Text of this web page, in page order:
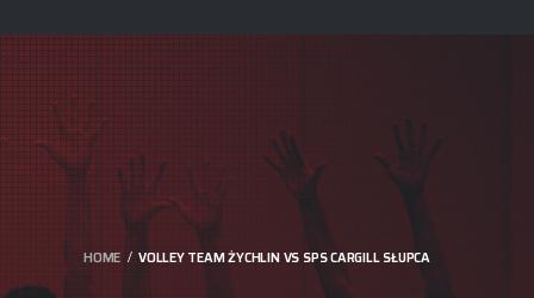
HOME VOLLEY TEAM ŻYCHLIN VS SPS CARGILL SŁUPCA